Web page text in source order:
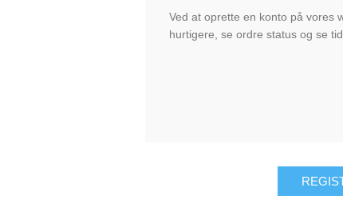
Ved at oprette en konto på vores
hurtigere, se ordre status og se